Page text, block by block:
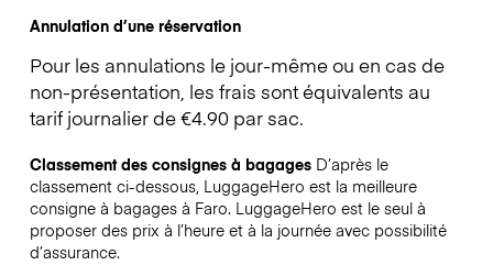
Annulation d’une réservation
Pour les annulations le jour-même ou en cas de
non-présentation, les frais sont équivalents au
tarif journalier de €4.90 par sac.
Classement des consignes à bagages D’après le
classement ci-dessous, LuggageHero est la meilleure
consigne à bagages à Faro. LuggageHero est le seul à
proposer des prix à l’heure et à la journée avec possibilité
d’assurance.